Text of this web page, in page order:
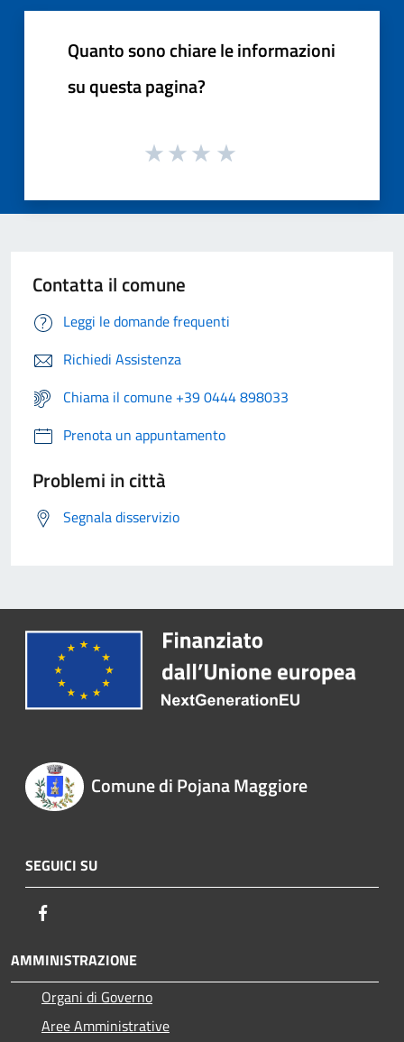
Quanto sono chiare le informazioni
su questa pagina?
Contatta il comune
Leggi le domande frequenti
Richiedi Assistenza
Chiama il comune +39 0444 898033
Prenota un appuntamento
Problemi in città
Segnala disservizio
Comune di Pojana Maggiore
SEGUICI SU
AMMINISTRAZIONE
Organi di Governo
Aree Amministrative